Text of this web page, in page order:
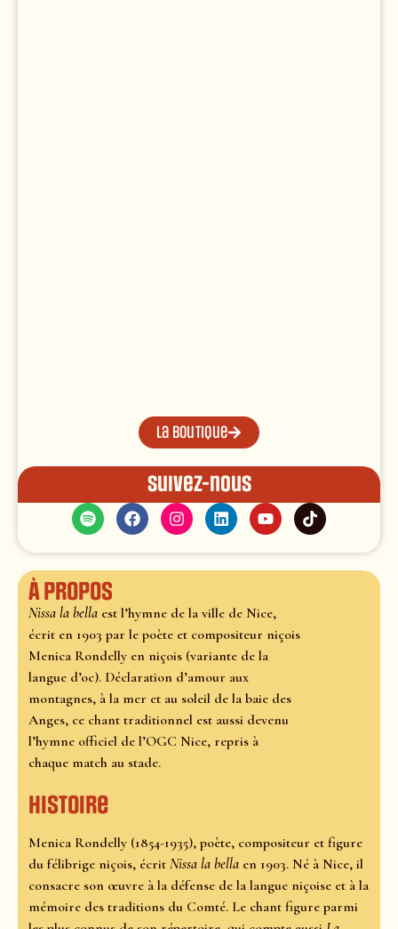
La boutique
Suivez-nous
À propos
Nissa la bella est l’hymne de la ville de Nice,
écrit en 1903 par le poète et compositeur niçois
Menica Rondelly en niçois (variante de la
langue d’oc). Déclaration d’amour aux
montagnes, à la mer et au soleil de la baie des
Anges, ce chant traditionnel est aussi devenu
l’hymne officiel de l’OGC Nice, repris à
chaque match au stade.
Histoire
Menica Rondelly (1854-1935), poète, compositeur et figure
du félibrige niçois, écrit Nissa la bella en 1903. Né à Nice, il
consacre son œuvre à la défense de la langue niçoise et à la
mémoire des traditions du Comté. Le chant figure parmi